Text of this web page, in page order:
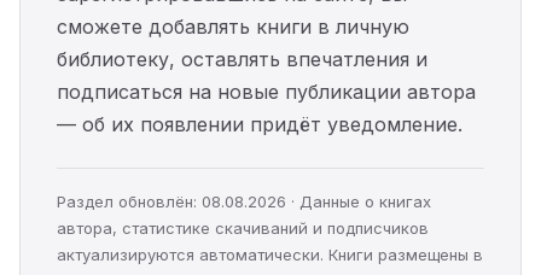
сможете добавлять книги в личную
библиотеку, оставлять впечатления и
подписаться на новые публикации автора
— об их появлении придёт уведомление.
Раздел обновлён: 08.08.2026 · Данные о книгах
автора, статистике скачиваний и подписчиков
актуализируются автоматически. Книги размещены в